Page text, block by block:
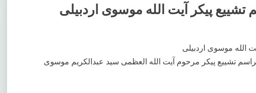
پیکر آیت الله موسوی اردبیلی
الله موسوی اردبیلی
تشییع پیکر مرحوم آیت الله العظمی سید عبدالکریم موسوی